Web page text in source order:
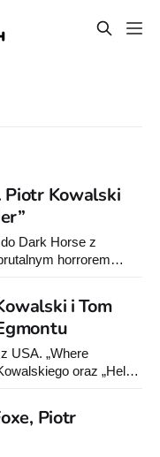
Piotr Kowalski
Dark Horse z
horrorem
i Tom
USA. „Where
oraz „Helen
Oba tytuły narobiły
Piotr